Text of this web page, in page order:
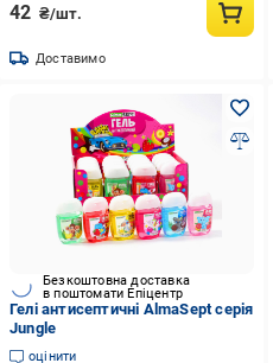
42 ₴/шт.
Доставимо
Безкоштовна доставка
в поштомати Епіцентр
Гелі антисептичні AlmaSept серія
Jungle
оцінити